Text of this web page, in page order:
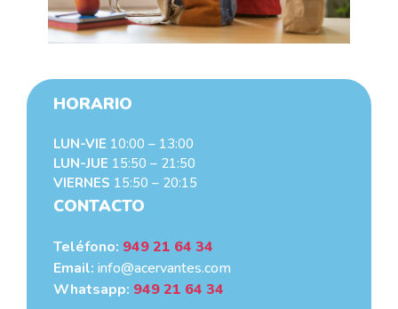
HORARIO
LUN-VIE 10:00 – 13:00
LUN-JUE 15:50 – 21:50
VIERNES 15:50 – 20:15
CONTACTO
Teléfono: 949 21 64 34
Email: info@acervantes.com
Whatsapp: 949 21 64 34